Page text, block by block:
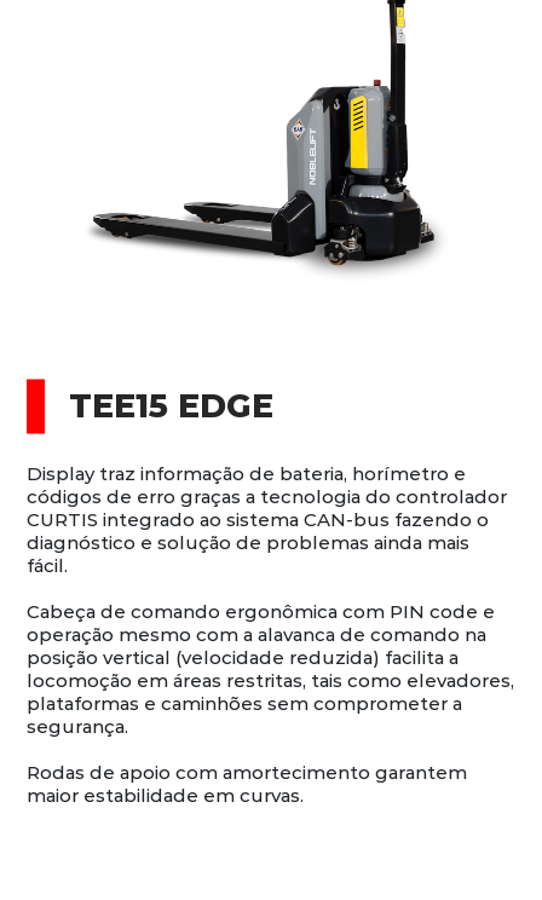
TEE15 EDGE
Display traz informação de bateria, horímetro e
códigos de erro graças a tecnologia do controlador
CURTIS integrado ao sistema CAN-bus fazendo o
diagnóstico e solução de problemas ainda mais
fácil.
Cabeça de comando ergonômica com PIN code e
operação mesmo com a alavanca de comando na
posição vertical (velocidade reduzida) facilita a
locomoção em áreas restritas, tais como elevadores,
plataformas e caminhões sem comprometer a
segurança.
Rodas de apoio com amortecimento garantem
maior estabilidade em curvas.